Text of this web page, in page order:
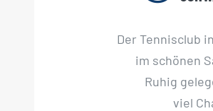
Der Tennisclub
im schönen
Ruhig
viel